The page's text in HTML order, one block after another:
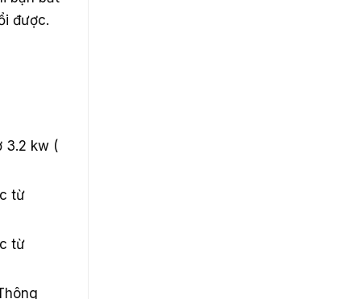
được.
3.2 kw (
từ
từ